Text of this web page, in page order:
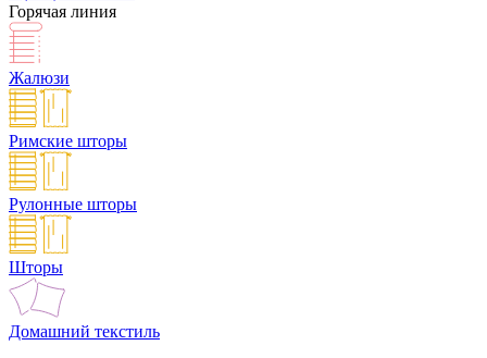
Горячая линия
Жалюзи
Римские шторы
Рулонные шторы
Шторы
Домашний текстиль